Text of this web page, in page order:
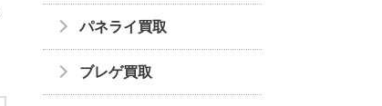
パネライ買取
ブレゲ買取